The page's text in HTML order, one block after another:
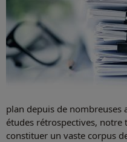
plan depuis de nombreuses
études rétrospectives, notre
constituer un vaste corpus